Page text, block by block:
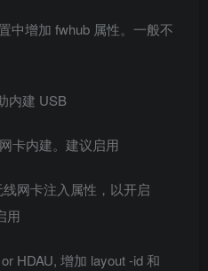
中增加 fwhub 属性。一般不
内建 USB
卡内建。建议启用
网卡注入属性，以开启
用
HDAU, 增加 layout -id 和